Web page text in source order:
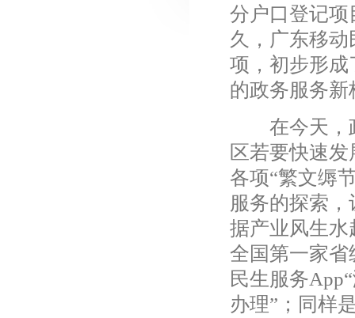
分户口登记
久，广东移动
项，初步形
的政务服务新
在今天，政
区若要快速
各项“繁文缛
服务的探索
据产业风生水
全国第一家
民生服务
办理”；同样